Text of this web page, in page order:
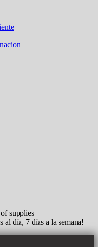
al día, 7 días a la semana!